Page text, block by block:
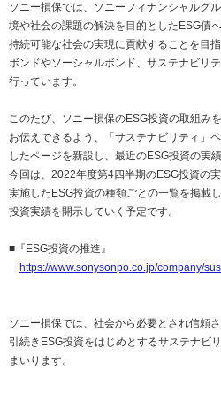
ソニー損保では、ソニーフィナンシャルグ
境や社会の課題の解決を目的としたESG債
持続可能な社会の実現に貢献することを目
ボンドやソーシャルボンド、サステナビリ
行っています。
このたび、ソニー損保のESG投資の取組み
お伝えできるよう、「サステナビリティ」
したページを新設し、最近のESG投資の実
今回は、2022年度第4四半期のESG投資の
実施したESG投資の種類ごとの一覧を掲載
投資実績を開示していく予定です。
■『ESG投資の推進』
https://www.sonysonpo.co.jp/company/
ソニー損保では、社会から必要とされ信頼
引続きESG投資をはじめとするサステナビ
まいります。